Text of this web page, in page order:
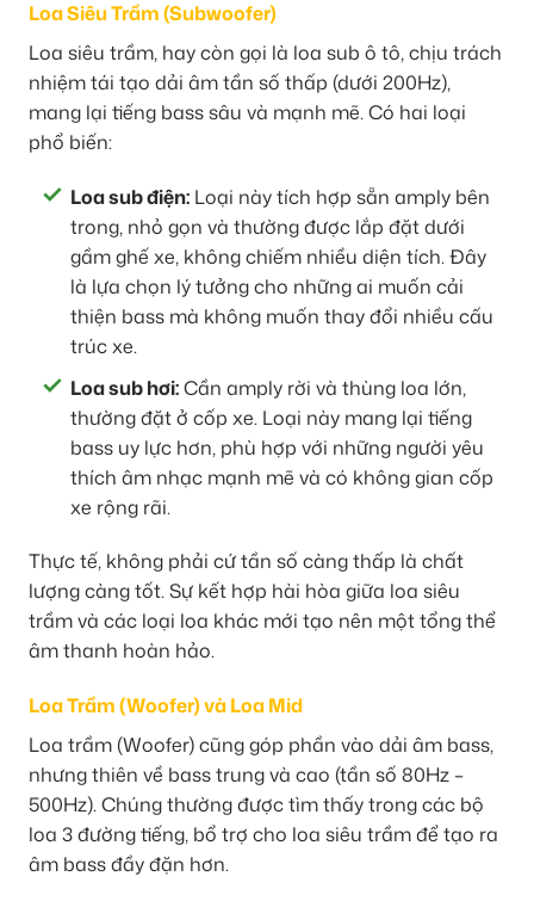
Loa Siêu Trầm (Subwoofer)
Loa siêu trầm, hay còn gọi là loa sub ô tô, chịu trách
nhiệm tái tạo dải âm tần số thấp (dưới 200Hz),
mang lại tiếng bass sâu và mạnh mẽ. Có hai loại
phổ biến:
Loa sub điện: Loại này tích hợp sẵn amply bên
trong, nhỏ gọn và thường được lắp đặt dưới
gầm ghế xe, không chiếm nhiều diện tích. Đây
là lựa chọn lý tưởng cho những ai muốn cải
thiện bass mà không muốn thay đổi nhiều cấu
trúc xe.
Loa sub hơi:Cần amply rời và thùng loa lớn,
thường đặt ở cốp xe. Loại này mang lại tiếng
bass uy lực hơn, phù hợp với những người yêu
thích âm nhạc mạnh mẽ và có không gian cốp
xe rộng rãi.
Thực tế, không phải cứ tần số càng thấp là chất
lượng càng tốt. Sự kết hợp hài hòa giữa loa siêu
trầm và các loại loa khác mới tạo nên một tổng thể
âm thanh hoàn hảo.
Loa Trầm (Woofer) và Loa Mid
Loa trầm (Woofer) cũng góp phần vào dải âm bass,
nhưng thiên về bass trung và cao (tần số 80Hz –
500Hz). Chúng thường được tìm thấy trong các bộ
loa 3 đường tiếng, bổ trợ cho loa siêu trầm để tạo ra
âm bass đầy đặn hơn.